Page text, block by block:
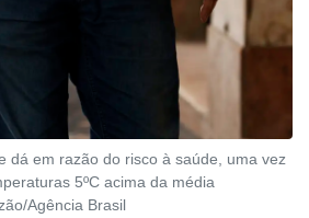
dá em razão do risco à saúde, uma vez
5ºC acima da média
Agência Brasil